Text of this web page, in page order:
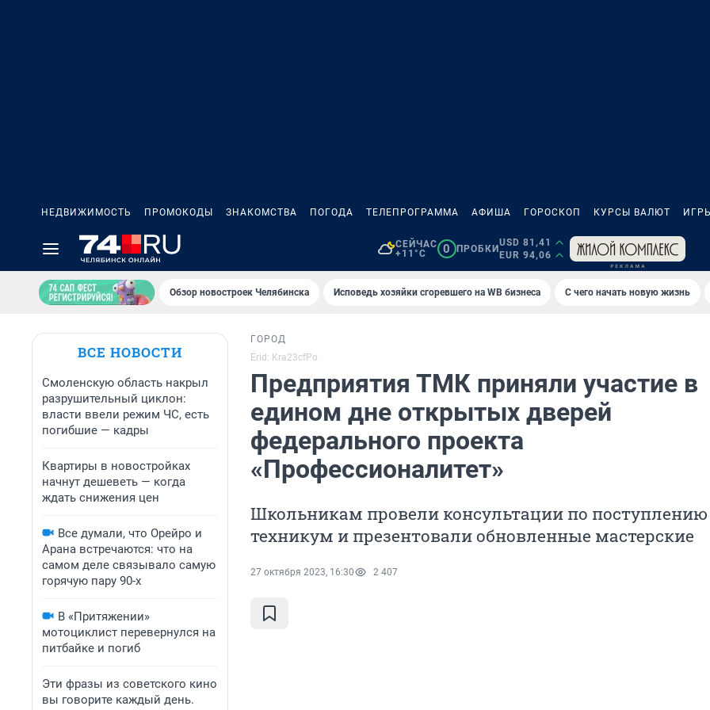
НЕДВИЖИМОСТЬ ПРОМОКОДЫ ЗНАКОМСТВА ПОГОДА ТЕЛЕПРОГРАММА АФИША ГОРОСКОП КУРСЫ ВАЛЮТ
СЕЙЧАС
+11°C
0 ПРОБКИ
USD 81,41
EUR 94,06
Обзор новостроек Челябинска Исповедь хозяйки сгоревшего на WB бизнеса С чего начать новую жизнь
ВСЕ НОВОСТИ
Смоленскую область накрыл
разрушительный циклон:
власти ввели режим ЧС, есть
погибшие — кадры
Квартиры в новостройках
начнут дешеветь — когда
ждать снижения цен
Все думали, что Орейро и
Арана встречаются: что на
самом деле связывало самую
горячую пару 90-х
В «Притяжении»
мотоциклист перевернулся на
питбайке и погиб
Эти фразы из советского кино
вы говорите каждый день.
ГОРОД
Erid: Kra23cfPo
Предприятия ТМК приняли участие в
едином дне открытых дверей
федерального проекта
«Профессионалитет»
Школьникам провели консультации по
техникум и презентовали обновленные мастерские
27 октября 2023, 16:30 2 407